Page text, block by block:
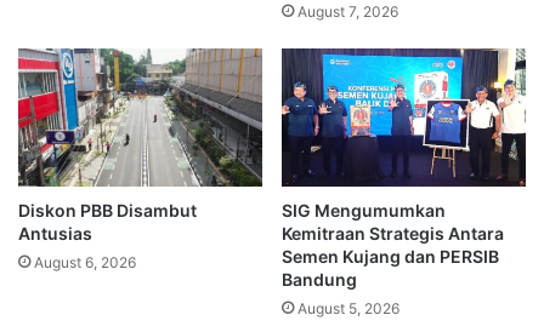
August 7, 2026
Diskon PBB Disambut
Antusias
August 6, 2026
SIG Mengumumkan
Kemitraan Strategis Antara
Semen Kujang dan PERSIB
Bandung
August 5, 2026